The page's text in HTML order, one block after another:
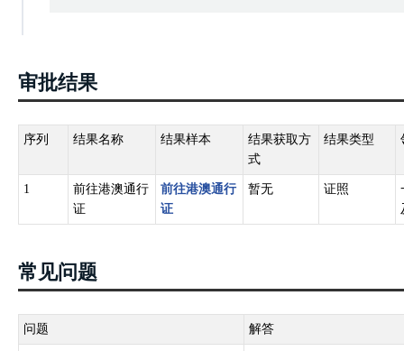
审批结果
序列 结果名称 结果样本
结果获取方
式
结果类型
1
前往港澳通行
证
前往港澳通行
证
暂无 证照
常见问题
问题 解答